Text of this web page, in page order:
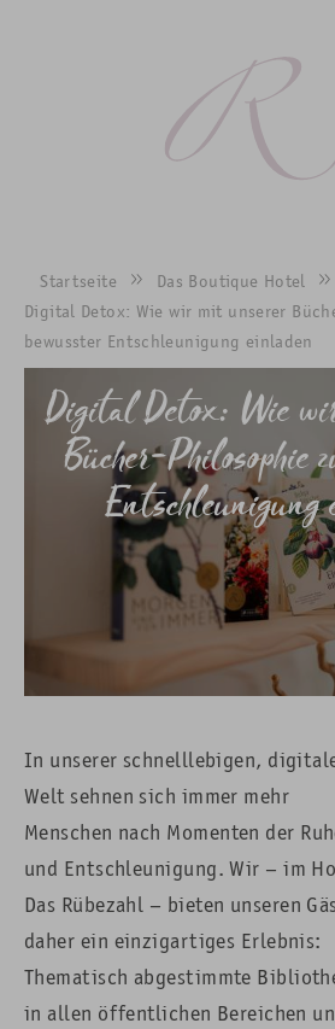
Startseite Das Boutique Hotel
Digital Detox: Wie wir mit unserer
bewusster Entschleunigung einladen
Digital Detox: Wie
Bücher-Philosophie
Entschleunigung
In unserer schnelllebigen,
Welt sehnen sich immer mehr
Menschen nach Momenten der
und Entschleunigung. Wir – im
Das Rübezahl – bieten unseren
daher ein einzigartiges Erlebnis:
Thematisch abgestimmte
in allen öffentlichen Bereichen